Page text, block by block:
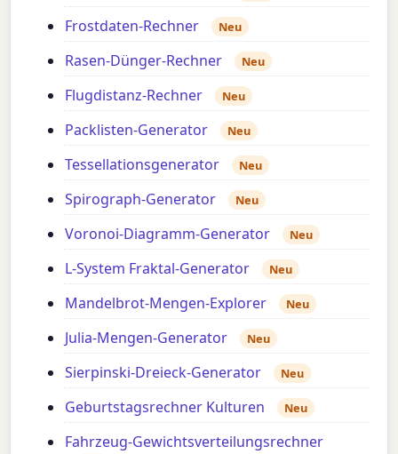
Frostdaten-Rechner
Neu
Rasen-Dünger-Rechner Neu
Flugdistanz-Rechner Neu
Packlisten-Generator Neu
Tessellationsgenerator Neu
Spirograph-Generator Neu
Voronoi-Diagramm-Generator Neu
L-System Fraktal-Generator Neu
Mandelbrot-Mengen-Explorer Neu
Julia-Mengen-Generator Neu
Sierpinski-Dreieck-Generator Neu
Geburtstagsrechner Kulturen Neu
Fahrzeug-Gewichtsverteilungsrechner